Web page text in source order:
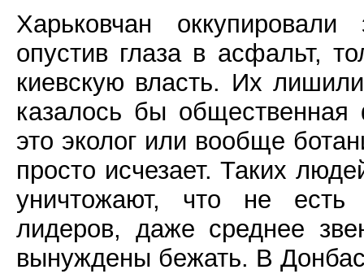
Харьковчан
опустив глаза в асфальт,
киевскую власть. Их
казалось бы общественная
это эколог или вообще
просто исчезает. Таких
уничтожают, что не есть
лидеров, даже среднее
вынуждены бежать. В